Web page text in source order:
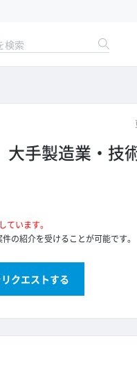
大手製造業・技
ています。
の紹介を受けることが可能です。
クエストする